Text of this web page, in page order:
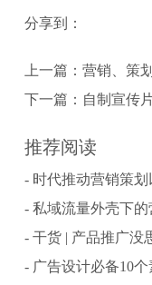
分享到：
上一篇： 营销、策
下一篇： 自制宣传
推荐阅读
- 时代推动营销策
- 私域流量外壳下
- 干货 | 产品推广没
- 广告设计必备10个